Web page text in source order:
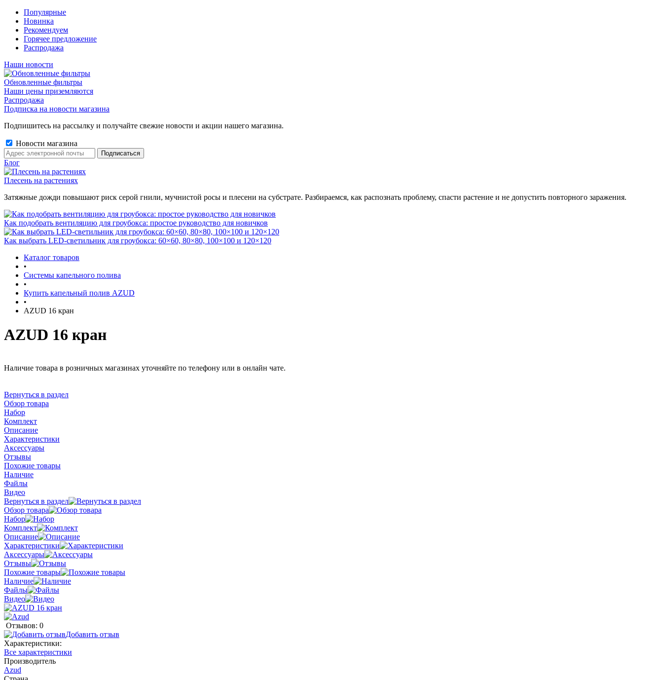
Популярные
Новинка
Рекомендуем
Горячее предложение
Распродажа
Наши новости
Обновленные фильтры
Наши цены приземляются
Распродажа
Подписка на новости магазина
Подпишитесь на рассылку и получайте свежие новости и акции нашего магазина.
Новости магазина
Блог
Плесень на растениях
Затяжные дожди повышают риск серой гнили, мучнистой росы и плесени на субстрате. Разбираемся, как распознать проблему, спасти растение и не допустить повторного заражения.
Как подобрать вентиляцию для гроубокса: простое руководство для новичков
Как выбрать LED-светильник для гроубокса: 60×60, 80×80, 100×100 и 120×120
Каталог товаров
•
Системы капельного полива
•
Купить капельный полив AZUD
•
AZUD 16 кран
AZUD 16 кран
Наличие товара в розничных магазинах уточняйте по телефону или в онлайн чате.
Вернуться в раздел
Обзор товара
Набор
Комплект
Описание
Характеристики
Аксессуары
Отзывы
Похожие товары
Наличие
Файлы
Видео
Вернуться в раздел
Обзор товара
Набор
Комплект
Описание
Характеристики
Аксессуары
Отзывы
Похожие товары
Наличие
Файлы
Видео
Отзывов: 0
Добавить отзыв
Характеристики:
Все характеристики
Производитель
Azud